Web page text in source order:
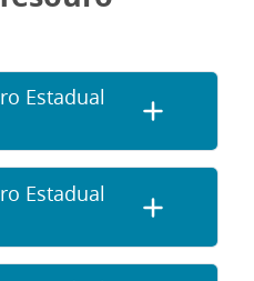
Estadual
Estadual